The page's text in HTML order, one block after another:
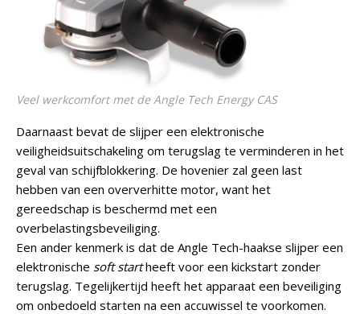
Veel werkcomfort met de Angle Tech Energy CAS
Daarnaast bevat de slijper een elektronische
veiligheidsuitschakeling om terugslag te verminderen in het
geval van schijfblokkering. De hovenier zal geen last
hebben van een oververhitte motor, want het
gereedschap is beschermd met een
overbelastingsbeveiliging.
Een ander kenmerk is dat de Angle Tech-haakse slijper een
elektronische soft startheeft voor een kickstart zonder
terugslag. Tegelijkertijd heeft het apparaat een beveiliging
om onbedoeld starten na een accuwissel te voorkomen.